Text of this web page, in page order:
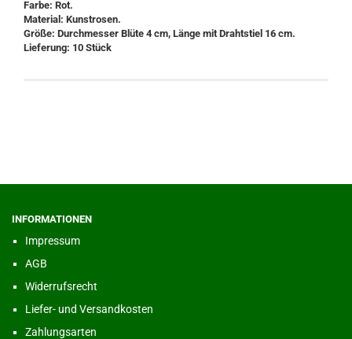
Farbe: Rot.
Material: Kunstrosen.
Größe: Durchmesser Blüte 4 cm, Länge mit Drahtstiel 16 cm.
Lieferung: 10 Stück
INFORMATIONEN
Impressum
AGB
Widerrufsrecht
Liefer- und Versandkosten
Zahlungsarten